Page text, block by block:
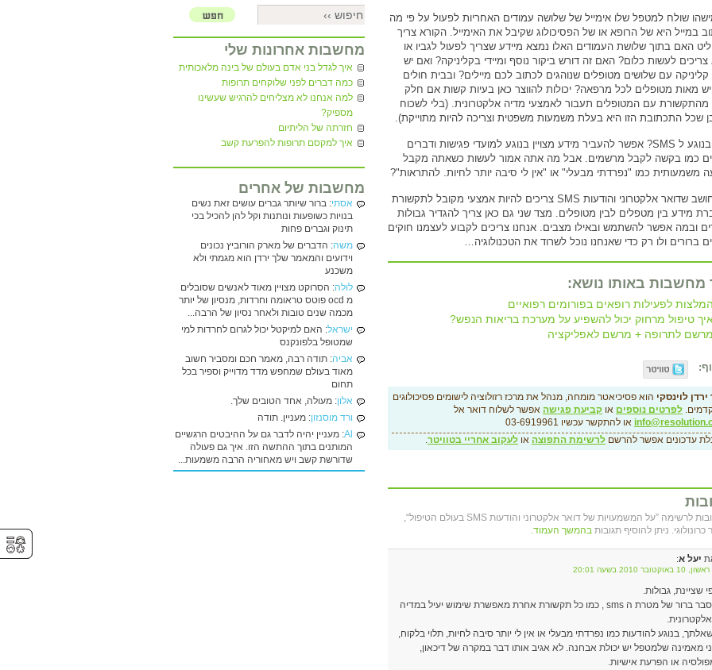
שולח למטפל שלו אימייל של שלושה עמודים האחריות לפעול על פי מה
במייל היא של הרופא או של הפסיכולוג שקיבל את האימייל. הקורא צריך
האם בתוך שלושת העמודים האלו נמצא מיידע שצריך לפעול לגביו או
לעשות כלום? האם זה דורש ביקור נוסף ומיידי בקליניקה? ואם יש
עם שלושים מטופלים שנוהגים לכתוב לכם מיילים? ובבית חולים
מאות מטופלים לכל מרפאה? יכולות להווצר כאן בעיות קשות אם חלק
מהתקשורת עם המטופלים תעבור לאמצעי מדיה אלקטרונית. (בלי לשכוח
שכל התכתובת הזו היא בעלת משמעות משפטית וצריכה להיות מתוייקת).
ומה בנוגע ל SMS? אפשר להעביר מידע מצויין בנוגע למועדי פגישות ודברים
כמו בקשה לקבל מרשמים. אבל מה אתה אמור לעשות כשאתה מקבל
משמעותית כמו "נפרדתי מבעלי" או "אין לי סיבה יותר לחיות. להתראות"?
אני חושב שדואר אלקטרוני והודעות SMS צריכים להיות אמצעי מקובל לתקשורת
מידע בין מטפלים לבין מטופלים. מצד שני גם כאן צריך להגדיר גבולות
ובמה אפשר להשתמש ובאילו מצבים. אנחנו צריכים לקבוע לעצמנו חוקים
ברורים ולו רק כדי שאנחנו נוכל לשרוד את הטכנולוגיה…
מחשבות באותו נושא:
המלצות לפעילות רופאים בפורומים רפואיים
איך טיפול מרחוק יכול להשפיע על מערכת בריאות הנפש?
מרשם לתרופה + מרשם לאפליקציה
לוינסקי הוא פסיכיאטר מומחה, מנהל את מרכז רזולוציה לישומים פסיכולוגים
לפרטים נוספים או קביעת פגישה אפשר לשלוח דואר אל
או להתקשר עכשיו 03-6919961
עדכונים אפשר להרשם לרשימת התפוצה או לעקוב אחריי בטוויטר.
מחשבות אחרונות שלי
איך לגדל בני אדם בעולם של בינה מלאכותית
כמה דברים לפני שלוקחים תרופות
למה אנחנו לא מצליחים להרגיש שעשינו
מספיק?
חזרתה של הליתיום
איך למקסם תרופות להפרעת קשב
מחשבות של אחרים
אסתי: ברור שיותר גברים עושים זאת נשים
בנויות כשופעות ונותנות וקל להן להכיל בכי
תינוק וגברים פחות
משה: הדברים של מארק הורוביץ נכונים
וידועים והמאמר שלך ירדן הוא מגמתי ולא
משכנע
לולה: הסרוקט מצויין מאוד לאנשים שסובלים
מ ocd פוטס טראומה וחרדות, מנסיון של יותר
מכמה שנים טובות ולאחר נסיון של הרבה...
ישראל: האם למיקטל יכול לגרום לחרדות למי
שמטופל בלפונקנס
אביה: תודה רבה, מאמר חכם ומסביר חשוב
מאוד בעולם שמחפש מדד מדוייק וספיר בכל
תחום
אלון: מעולה, אחד הטובים שלך.
ורד מוסנזון: מעניין. תודה
Al: מעניין יהיה לדבר גם על ההיבטים הרגשיים
המותנים בתוך ההתשה הזו. איך גם פעולה
שדורשת קשב ויש מאחוריה הרבה משמעות...
3 תגובות לרשימה ”על המשמעויות של דואר אלקטרוני והודעות SMS בעולם הטיפול“,
ניתן להוסיף תגובות בהמשך העמוד.
יעל א:
באוקטובר 2010 בשעה 20:01
שציינת, גבולות.
הסבר ברור של מטרת ה sms , כמו כל תקשורת אחרת מאפשרת שימוש יעיל במדיה
בנוגע להודעות כמו נפרדתי מבעלי או אין לי יותר סיבה לחיות, תלוי בלקוח,
מאמינה שלמטפל יש יכולת אבחנה. לא אגיב אותו דבר במקרה של דיכאון,
או הפרעת אישיות.
⚥︎
⚥︎